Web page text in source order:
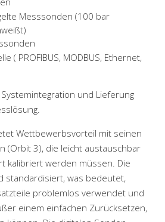
Messsonden (100 bar
( PROFIBUS, MODBUS, Ethernet,
und Lieferung
Wettbewerbsvorteil mit seinen
(Orbit 3), die leicht austauschbar
kalibriert werden müssen. Die
standardisiert, was bedeutet,
problemlos verwendet und
einem einfachen Zurücksetzen,